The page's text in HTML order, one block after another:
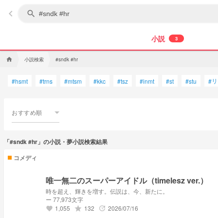
keyboard_arrow_left search
小説 3
home 小説検索 #sndk #hr
#hsmt #trns #mtsm #kkc #tsz #inmt #st #stu #
おすすめ順
「#sndk #hr」の小説・夢小説検索結果
コメディ
唯一無二のスーパーアイドル（timelesz ver.）
時を超え、輝きを増す。伝説は、今、新たに。
ー 77,973文字
favorite 1,055 grade 132 update 2026/07/16